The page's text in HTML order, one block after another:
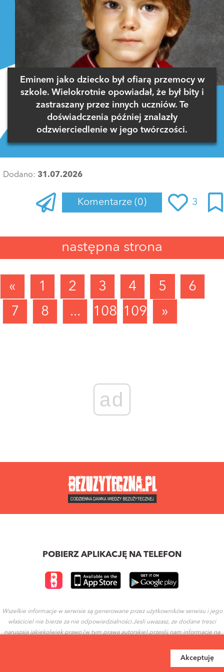
Akceptuję
Eminem jako dziecko był ofiarą przemocy w
szkole. Wielokrotnie opowiadał, że był bity i
zastraszany przez innych uczniów. Te
doświadczenia później znalazły
odzwierciedlenie w jego twórczości.
Dodano: 31.07.2026
Komentarze (0) 3
następna strona
« 1 2 3 4 5
6
7
8 ... 10891090 »
ad
POBIERZ APLIKACJĘ NA TELEFON
Wszelkie informacje w serwisie są generowane przez użytkowników serwisu i jego
właściciel nie bierze za nie odpowiedzialności.Jesli uwazasz, ze dodane tresci
naruszaja jakiekolwiek prawo (w tym prawa autorskie) przeslij nam informacje na